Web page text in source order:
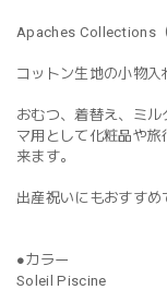
Apaches Collections（
コットン生地の小物入
おむつ、着替え、ミ
マ用として化粧品や
来ます。
出産祝いにもおすすめ
●カラー
Soleil Piscine